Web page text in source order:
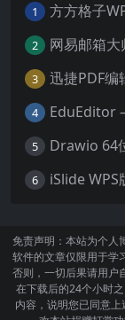
1
2 网易邮箱
3
4 EduEditor
5 Drawio 64
6
免责声明：本站为个人
软件的文章仅限用于学
否则，一切后果请用户
在下载后的24个小时
内容，说明您已同意